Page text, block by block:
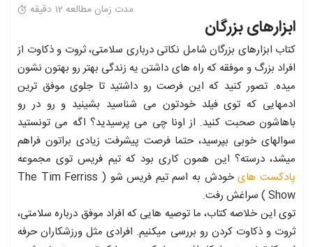
مدت زمان مطالعه 12 دقیقه
ابزارهای بزرگان
کتاب ابزارهای بزرگان شامل نکاتی درباری سلامتی، ثروت و ذکاوت از
افراد بزرگ و موفقه که راه های داشتن یه زندگی بهتر رو بهتون نشون
میده. تصور کنید که این فرصت رو داشتید تا جلوی موفق ترین
ادمهایی که توی فیلد خودتون می شناسید بشینید و رو در رو
باهاشون صحبت کنید. از اونا چی می پرسیدید؟ اگه می تونستید
سوالهای خوبی بپرسید، حتما فرصت پیشرفت زیادی براتون فراهم
میشد، درسته؟ این همون کاری بود که تیم فریس توی مجموعه
پادکست های
خودش به اسم تیم فریس شو ( The Tim Ferriss
Show )‌ سراغش رفت.
توی این خلاصه کتاب، ما توصیه هایی که افراد موفق درباره سلامتی،
ثروت و ذکاوت کردن رو بررسی میکنیم. افرادی مثل ورزشکاران حرفه